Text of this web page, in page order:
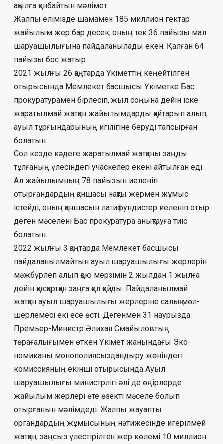
ақыл­ға қонбайтын мәлімет.
Жалпы елімізде шамамен 185 мил­лион гектар
жайылым жер бар де­­сек, оның тек 36 пайызы мал
шаруашы­лы­ғы­на пайдаланылады екен. Қалған 64
пайы­зы бос жатыр.
2021 жылғы 26 қаңтарда Үкіметтің кеңей­тілген
отырысында Мемлекет басшысы Үкі­метке Бас
прокуратурамен бірлесіп, жыл соңы­на дейін іске
жаратылмай жатқан жайы­лымдарды қайтарып алып,
ауыл тұр­ғындарының игілігіне беруді тапсырған
бо­латын.
Сол кезде кәдеге жаратылмай жатқаны заң­ды
тұлғаның үлесіндегі учаскелер еке­ні айтылған еді.
Ал жайылымның 78 пайы­зын иеленіп
отырғандардың қаншасы нақ­ты жермен жұмыс
істейді, оның қан­шасын латифундистер иеленіп отыр
деген мәселені Бас прокуратура анықтауға тиіс
болатын.
2022 жылғы 3 қаңтарда Мемлекет бас­шы­сы
пайдаланылмайтын ауыл шаруа­шы­лы­ғы жерлерін
мәжбүрлеп алып қою мер­зі­м­ін 2 жылдан 1 жылға
дейін қысқартқан заң­ға қол қойды. Пайдаланылмай
жатқан ауыл шаруашылығы жерлеріне салық мөл­
шер­лемесі екі есе өсті. Дегенмен 31 наурызда
Премьер-Министр Әлихан Смайыловтың
төрағалығымен өткен Үкімет жанындағы Эко­
номиканы монополиясыздандыру жө­нін­дегі
комиссияның екінші отырысында Ауыл
шаруашылығы министрлігі әлі де өңір­лерде
жайылым жерлері өте өзекті мәселе бо­лып
отырғанын мәлімдеді. Жалпы жауап­ты
органдардың жұмысының нәтижесінде игерілмей
жатқан, заңсыз үлестірілген жер көлемі 10 миллион